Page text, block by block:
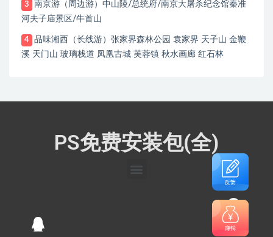
3
南京游（周边游）中山陵/总统府/南京大屠杀纪念馆秦准
河夫子庙景区/牛首山
4
品味湘西（长线游）张家界森林公园 袁家界 天子山 金鞭
溪 天门山 玻璃栈道 凤凰古城 芙蓉镇 秋水画廊 红石林
PS免费安装包(全)